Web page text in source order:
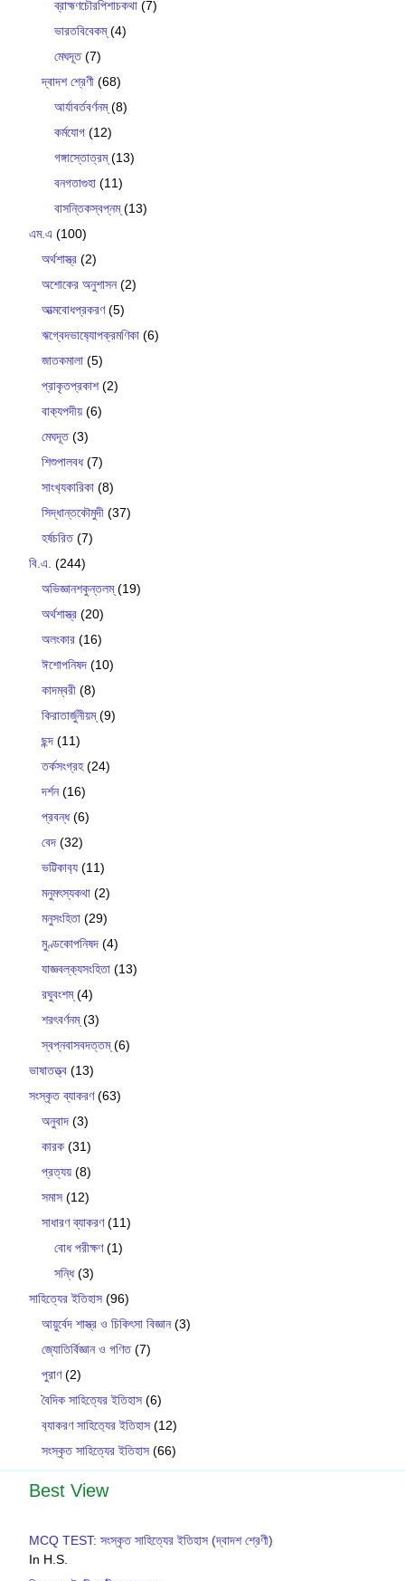
ব্রাহ্মণচৌরপিশাচকথা (7)
ভারতবিবেকম্(4)
মেঘদূত(7)
দ্বাদশ শ্রেণী (68)
আর্যাবর্তবর্ণনম্(8)
কর্মযোগ (12)
গঙ্গাস্তোত্রম্(13)
বনগতাগুহা (11)
বাসন্তিকস্বপ্নম্(13)
এম.এ (100)
অর্থশাস্ত্র (2)
অশোকের অনুশাসন(2)
আত্মবোধপ্রকরণ(5)
ঋগ্বেদভাষ‍্যোপক্রমণিকা (6)
জাতকমালা (5)
প্রাকৃতপ্রকাশ(2)
বাক‍্যপদীয় (6)
মেঘদূত(3)
শিশুপালবধ(7)
সাংখ‍্যকারিকা (8)
সিদ্ধান্তকৌমুদী (37)
হর্ষচরিত(7)
বি.এ. (244)
অভিজ্ঞানশকুন্তলম্(19)
অর্থশাস্ত্র (20)
অলংকার (16)
ঈশোপনিষদ (10)
কাদম্বরী (8)
কিরাতার্জুনীয়ম্(9)
ছন্দ (11)
তর্কসংগ্রহ(24)
দর্শন(16)
প্রবন্ধ(6)
বেদ (32)
ভট্টিকাব‍্য (11)
মনুমৎস্যকথা (2)
মনুসংহিতা (29)
মুণ্ডকোপনিষদ (4)
যাজ্ঞবল্ক‍্যসংহিতা (13)
রঘুবংশম্(4)
শরৎবর্ণনম্(3)
স্বপ্নবাসবদত্তম্(6)
ভাষাতত্ত্ব (13)
সংস্কৃত ব্যাকরণ(63)
অনুবাদ (3)
কারক (31)
প্রত্যয় (8)
সমাস (12)
সাধারণ ব্যাকরণ(11)
বোধ পরীক্ষণ(1)
সন্ধি(3)
সাহিত্যের ইতিহাস (96)
আয়ুর্বেদ শাস্ত্র ও চিকিৎসা বিজ্ঞান(3)
জ্যোতির্বিজ্ঞান ও গণিত(7)
পুরাণ(2)
বৈদিক সাহিত্যের ইতিহাস (6)
ব‍্যাকরণ সাহিত‍্যের ইতিহাস (12)
সংস্কৃত সাহিত্যের ইতিহাস (66)
Best View
MCQ TEST: সংস্কৃত সাহিত্যের ইতিহাস (দ্বাদশ শ্রেণী)
In H.S.